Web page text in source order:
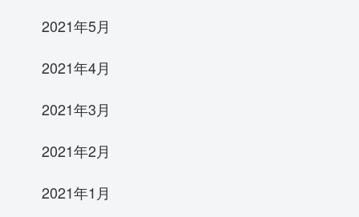
2021年5月
2021年4月
2021年3月
2021年2月
2021年1月